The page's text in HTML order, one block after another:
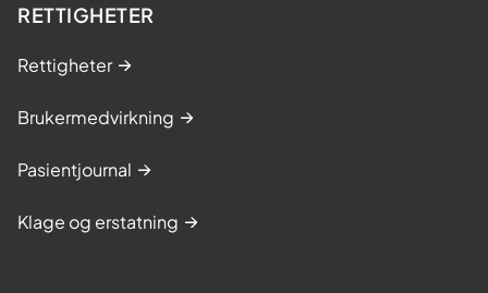
RETTIGHETER
Rettigheter
Brukermedvirkning
Pasientjournal
Klage og erstatning